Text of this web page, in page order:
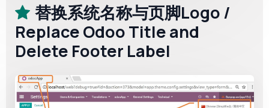
替换系统名称与页脚Logo /
Replace Odoo Title and
Delete Footer Label